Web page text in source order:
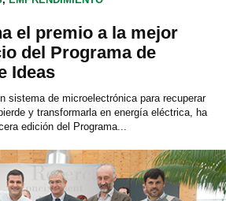
el premio a la mejor
del Programa de
Ideas
sistema de microelectrónica para recuperar
y transformarla en energía eléctrica, ha
edición del Programa...